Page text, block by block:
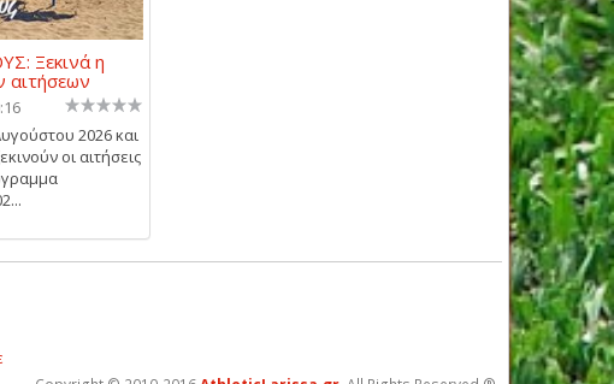
Ξεκινά η
2026 και
οι αιτήσεις